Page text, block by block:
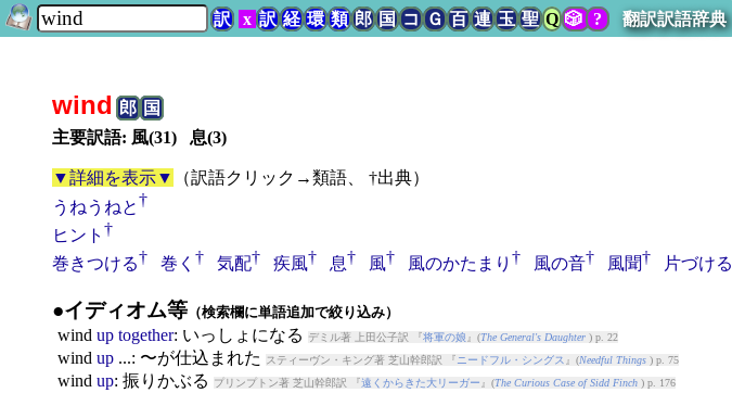
訳 x 訳 経 環 類 郎 国 コ Ｇ 百 連 玉 聖 Q 🎲? 翻訳訳語辞典
wind郎 国
主要訳語: 風(31) 息(3)
▼詳細を表示▼ （訳語クリック→類語、 †出典）
うねうねと†
ヒント †
巻きつける† 巻く † 気配† 疾風† 息† 風† 風のかたまり † 風の音† 風聞† 片づける
●イディオム等 （検索欄に単語追加で絞り込み）
wind up together: いっしょになる デミル著 上田公子訳 『将軍の娘 』(The General's Daughter) p. 22
wind up...: 〜が仕込まれた スティーヴン・キング著 芝山幹郎訳 『 ニードフル・シングス 』(Needful Things) p. 75
wind up: 振りかぶる プリンプトン著 芝山幹郎訳 『遠くからきた大リーガー 』(The Curious Case of Sidd Finch) p. 176